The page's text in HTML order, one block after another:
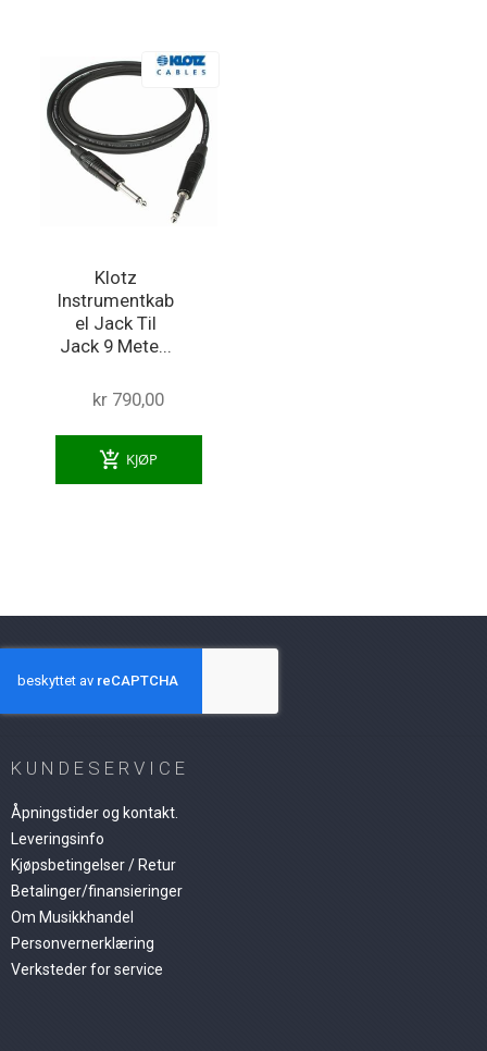
Klotz
Instrumentkab
el Jack Til
Jack 9 Mete...
kr 790,00
add_shopping_cart KJØP
KUNDESERVICE
Åpningstider og kontakt.
Leveringsinfo
Kjøpsbetingelser / Retur
Betalinger/finansieringer
Om Musikkhandel
Personvernerklæring
Verksteder for service